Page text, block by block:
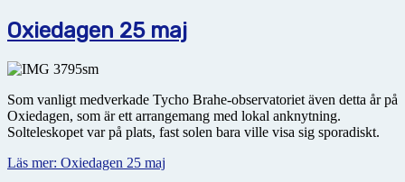
Oxiedagen 25 maj
Som vanligt medverkade Tycho Brahe-observatoriet även detta år på
Oxiedagen, som är ett arrangemang med lokal anknytning.
Solteleskopet var på plats, fast solen bara ville visa sig sporadiskt.
Läs mer: Oxiedagen 25 maj